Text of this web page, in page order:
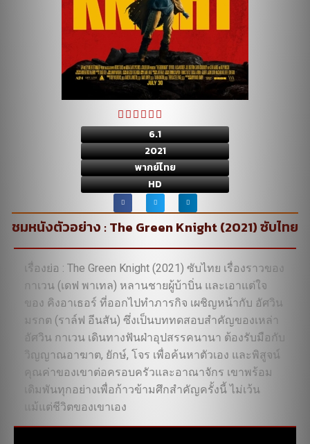
6.1
2021
พากย์ไทย
HD
ชมหนังตัวอย่าง : The Green Knight (2021) ซับไทย
เรื่องย่อ : The Green Knight (2021) ซับไทย เรื่องราวของ
กาเวน (เดฟ พาเทล) หลานชายผู้บ้าบิ่น และเอาแต่ใจ
ของ คิงอาเธอร์ ที่ออกไปทำภารกิจ เผชิญหน้ากับ อัศวิน
มรกต (ราล์ฟ อีนสัน) ซึ่งเป็นบททดสอบสำคัญของเหล่า
อัศวิน กาเวน เดินทางฟันฝ่าอุปสรรคนานา ต้องรับมือกับ
วิญญาณอาฆาต, ยักษ์, โจร เพื่อค้นหาตัวเอง และพิสูจน์
คุณค่าของเขาต่อครอบครัวและอาณาจักร เขาพร้อม
เดิมพันทุกอย่างเพื่อก้าวข้ามศึกสำคัญครั้งนี้ ไม่เว้น
แม้แต่ชีวิตของเขาเอง